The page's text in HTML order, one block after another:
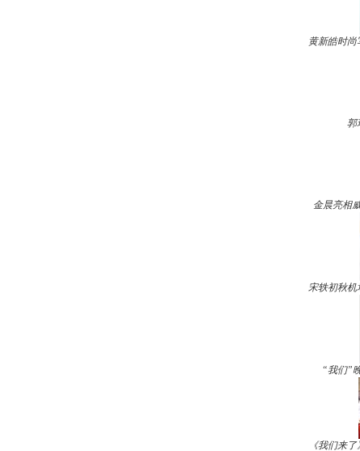
黄新皓时尚
郭
金晨亮相
宋轶初秋机
“我们”
《我们来